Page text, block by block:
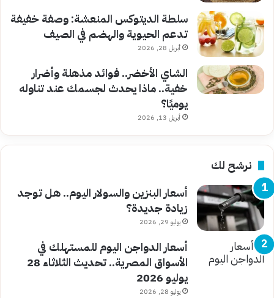
سلطة الديتوكس المنعشة: وصفة خفيفة
تدعم الحيوية والهضم في الصيف
أبريل 28, 2026
الشاي الأخضر.. فوائد مذهلة وأضرار
خفية.. ماذا يحدث لجسمك عند تناوله
يوميًا؟
أبريل 13, 2026
نرشح لك
أسعار البنزين والسولار اليوم.. هل توجد
زيادة جديدة؟
يوليو 29, 2026
أسعار الدواجن اليوم للمستهلك في
الأسواق المصرية.. تحديث الثلاثاء 28
يوليو 2026
يوليو 28, 2026